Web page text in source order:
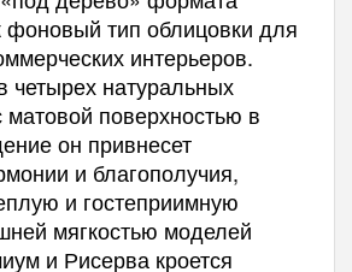
фоновый тип облицовки для
интерьеров.
натуральных
матовой поверхностью в
он привнесет
и благополучия,
и гостеприимную
мягкостью моделей
и Рисерва кроется